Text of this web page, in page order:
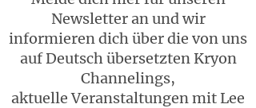
Newsletter an und wir
informieren dich über die von uns
auf Deutsch übersetzten Kryon
Channelings,
aktuelle Veranstaltungen mit Lee